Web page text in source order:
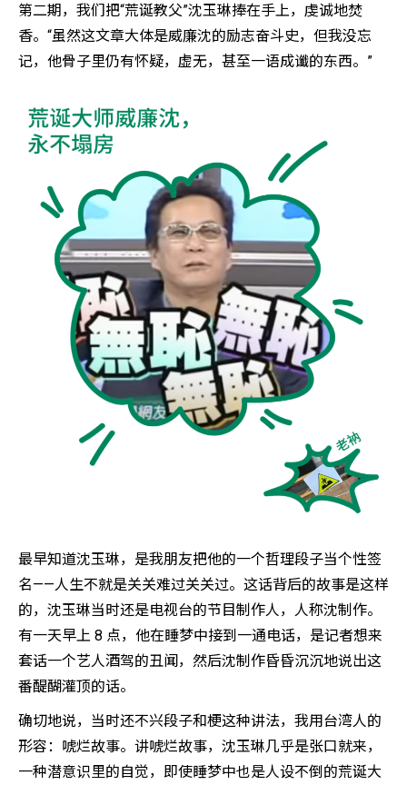
第二期，我们把“荒诞教父”沈玉琳捧在手上，虔诚地焚
香。“虽然这文章大体是威廉沈的励志奋斗史，但我没忘
记，他骨子里仍有怀疑，虚无，甚至一语成谶的东西。”
最早知道沈玉琳，是我朋友把他的一个哲理段子当个性签
名——人生不就是关关难过关关过。这话背后的故事是这样
的，沈玉琳当时还是电视台的节目制作人，人称沈制作。
有一天早上 8 点，他在睡梦中接到一通电话，是记者想来
套话一个艺人酒驾的丑闻，然后沈制作昏昏沉沉地说出这
番醍醐灌顶的话。
确切地说，当时还不兴段子和梗这种讲法，我用台湾人的
形容：唬烂故事。讲唬烂故事，沈玉琳几乎是张口就来，
一种潜意识里的自觉，即使睡梦中也是人设不倒的荒诞大